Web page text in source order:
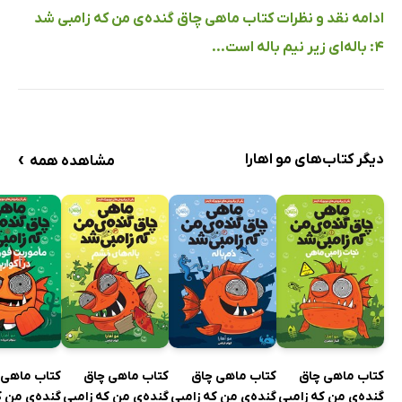
ادامه نقد و نظرات کتاب ماهی چاق گنده‌ی من که زامبی شد
4: باله‌ای زیر نیم باله است...
دیگر کتاب‌های مو اهارا مشاهده همه ›
کتاب ماهی چاق
گنده‌ی من که زامبی
کتاب ماهی چاق
گنده‌ی من که زامبی
کتاب ماهی چاق
گنده‌ی من که زامبی
کتاب
گنده‌ی من